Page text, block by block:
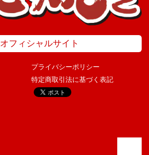
オフィシャルサイト
プライバシーポリシー
特定商取引法に基づく表記